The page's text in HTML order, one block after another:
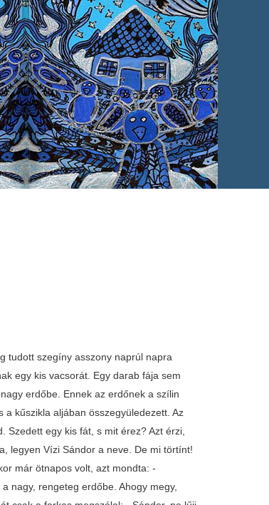
az oroszlán, mondja a medvének és a farkasnak: - Látjátok azt a cigánylegínyt azon a fűzfán? Az nem jóban sántikál. Én itt lefekszem, ti mind a ketten őrködjetek! Alighogy elalszik az oroszlán, mondja a medve a farkasnak: - Látod azt a cigánypurdét azonn a fűzfán? Az nem jóban sántikál. Én lefekszem, alszom, te pedig őrködj! Alighogy a medve elalszik, megszólal a farkas: - Hallod, farkam, elíg nagy vagy. Én is lefekszem, alszom egy kicsit, addig őrködj! Ha valami baj törtínik, megtagadlak. Igen de ám, alighogy a farkas elaludt, a cigánylegény leszáll a fárúl, megy a királykisasszony és Sándor felé. Mikor csak három lípísre volt tüllök, a királykisasszony akkor nyitja ki a szemit. Meglátja a cigánylegínyt, a kezibe egy nagy kést. Megfenyegeti a királykisasszonyt. Az úgy megijedt, hogy mozdúlni sem tudott. Akkor a cigánylegíny odalípett Sándorhoz, egy húzással elvágta a késsel a nyakát, és azt mondja a királykisasszonynak: - Most elmenyünk apádhoz, megmondom, hogy én öltem meg a sárkányt, mert ha nem, úgy vágom el a nyakadat, mint a Vízi Sándorét. Megijedt a királykisasszony, elmentek haza. A cigánylegény eléáll a királynak: - Felséges királyom, a hétfejű sárkányt megöltem, most várom az igíret béváltását. A leánya felesígem legyen, és fele királysága az enyím legyen! Szegíny királykisasszony nem mert szóllani semmit. Azonnal kihírdette a király az egísz országban, hogy mindenkit szívesen lát a vendígsígben, mert a leányának lesz az esküvője. Összegyűltek urak, szegínyek, cigányok, még talán románok is voltak. Megkezdődött a nagy mullatság. Annyi volt a bor és a pálinka, mint a sárkány kútjában a víz. Hagyjuk az urakat, múlassanak, nízzük meg, mi van Sándorral! Látjuk, hogy a feje félregurúlva a testtűl ott fekszik víresen. Felíbred az oroszlán, elordítja magát: - Két semmirevaló, hát így őrködtetek? Most ide hallgassatok! Még én vissza nem jövök ide, addig ebbűl a helybűl el ne menjetek, vigyázzatok szegíny gazdánk holttestire! Akkor az oroszlán elindul. Mintha most is látnám, hogy halad árkon-bokron, mezőn keresztűl. Béír egy nagy rengeteg erdőbe. Tanálkozik egy óriáskígyóval. Látja, hogy a kígyónak a szájában két szál forrasztófű van. Megszólítja az oroszlán a kígyót: - Add nekem az egyik szál füvet! - Azt már nem - mondja a kígyó. - Elíg lesz neked az egyik - mondja az oroszlán. - Igen, de két fiam van - mondja a kígyó. - Mind a kettő künn sütkérezett a napon. Arra jött egy gazda, szekírrel vitte a búzát. Mind a két fiamnak a fejire ment a kerík, összetörte. Azt akarom evvel a fűvel összeforrasztani. Ha neked is kell ilyen fű, eredj és keress magadnak. Az oroszlán nem szólt semmit, csak rálípett a kígyónak a farkára. A kígyó visszafordul, nagyot szisszen, kiejti a füvet a szájábúl. Az oroszlán felkapja a két szál füvet, elkezd vélle vágtatni vissza Sándor felé. Mikor odaír, mondja a medvének és a farkasnak: - Illesszétek v